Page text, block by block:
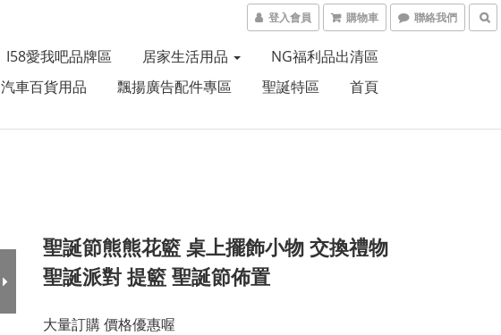
登入會員 購物車 聯絡我們
I58愛我吧品牌區 居家生活用品
NG福利品出清區
汽車百貨用品
飄揚廣告配件專區 聖誕特區 首頁
聖誕節熊熊花籃 桌上擺飾小物 交換禮物
聖誕派對 提籃 聖誕節佈置
大量訂購 價格優惠喔